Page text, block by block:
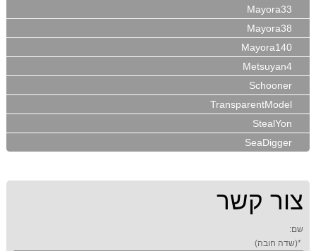
Mayora33
Mayora38
Mayora140
Metsuyan4
Schooner
TransparentModel
StealYon
SeaDigger
צור קשר
שם:
*(שדה חובה)